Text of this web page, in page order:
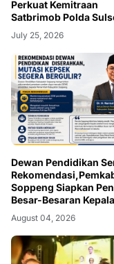
Perkuat Kemitraan
Satbrimob Polda
BI
July 25, 2026
Dewan Pendidikan
Soppeng Siapkan
Besar-Besaran Kepala
Sekolah
August 04, 2026